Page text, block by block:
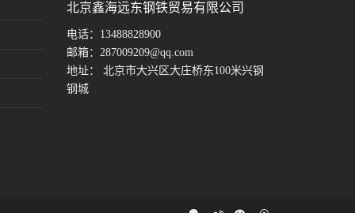
北京鑫海远东钢铁贸易有限公司
电话： 13488828900
邮箱： 287009209@qq.com
地址： 北京市大兴区大庄桥东100米兴钢
钢城